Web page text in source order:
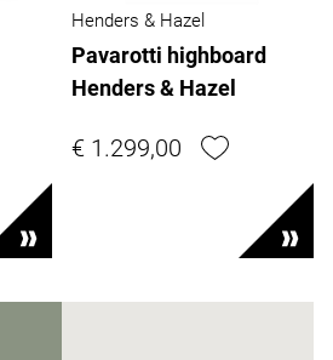
Henders & Hazel
Pavarotti highboard
Henders & Hazel
€ 1.299,00